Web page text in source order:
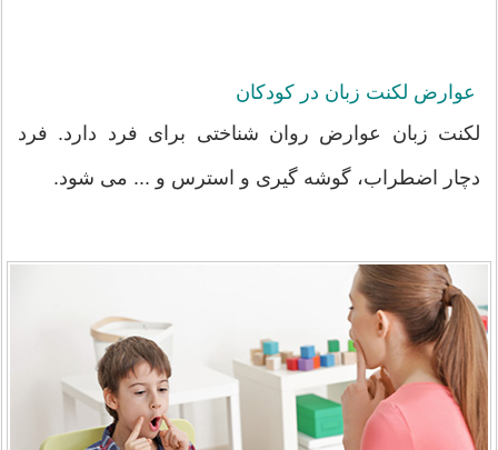
عوارض لکنت زبان در کودکان
لکنت زبان عوارض روان شناختی برای فرد دارد. فرد
دچار اضطراب، گوشه گیری و استرس و ... می شود.